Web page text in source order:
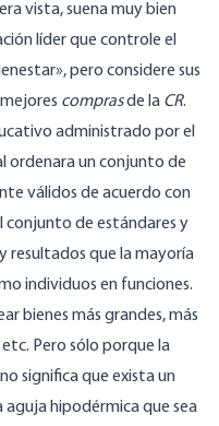
vista, suena muy bien
líder que controle el
pero considere sus
comprasde la CR.
administrado por el
ordenara un conjunto de
válidos de acuerdo con
conjunto de estándares y
resultados que la mayoría
individuos en funciones.
bienes más grandes, más
Pero sólo porque la
significa que exista un
aguja hipodérmica que sea